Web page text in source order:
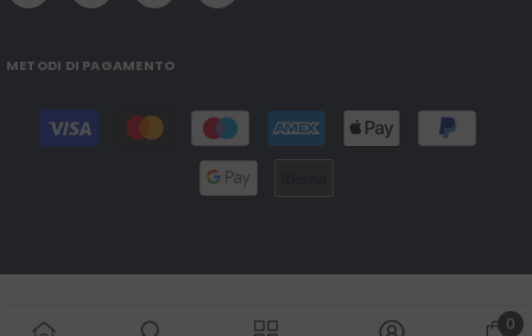
METODI DI PAGAMENTO
Payment
methods
0